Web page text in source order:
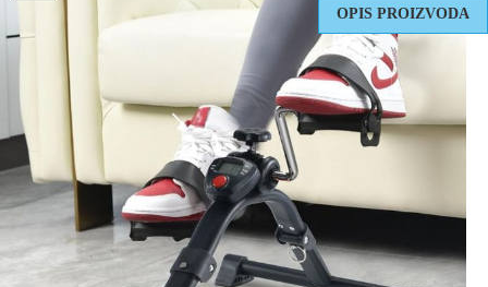
OPIS PROIZVODA